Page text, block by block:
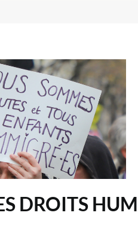
DROITS